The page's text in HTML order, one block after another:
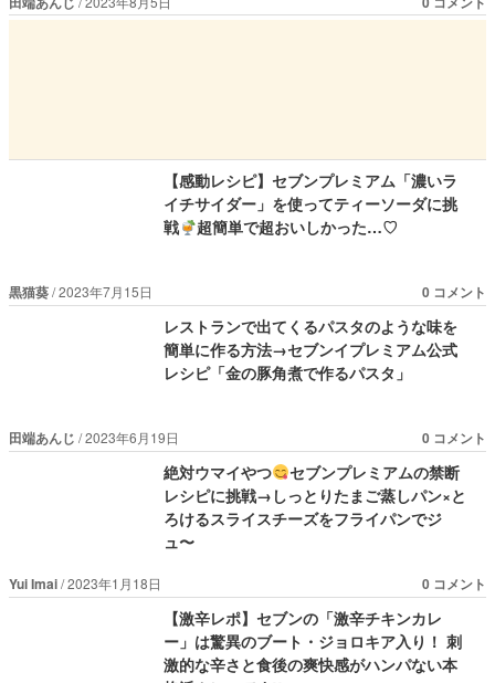
【感動レシピ】セブンプレミアム「濃いラ
イチサイダー」を使ってティーソーダに挑
戦
超簡単で超おいしかった…♡
黒猫葵 2023年7月15日 0 コメント
レストランで出てくるパスタのような味を
簡単に作る方法→セブンイプレミアム公式
レシピ「金の豚角煮で作るパスタ」
田端あんじ 2023年6月19日 0 コメント
絶対ウマイやつ
セブンプレミアムの禁断
レシピに挑戦→しっとりたまご蒸しパン×と
ろけるスライスチーズをフライパンでジ
ュ〜
Yui Imai 2023年1月18日 0 コメント
【激辛レポ】セブンの「激辛チキンカレ
ー」は驚異のブート・ジョロキア入り！ 刺
激的な辛さと食後の爽快感がハンパない本